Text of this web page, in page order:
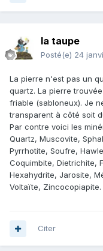
la taupe
Posté(e) 24
La pierre n'est pas un
quartz. La pierre
friable (sabloneux). Je
transparent à côté soit
Par contre voici les
Quartz, Muscovite,
Pyrrhotite, Soufre,
Coquimbite, Dietrichite,
Hexahydrite, Jarosite,
Voltaïte, Zincocopiapite.
Citer